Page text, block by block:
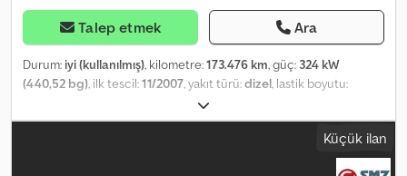
Talep etmek Ara
Durum: iyi (kullanılmış), kilometre:173.476 km, güç: 324 kW
(440,52 bg), ilk tescil:11/2007, yakıt türü:dizel, lastik boyutu:
, dingil konfigürasyonu:
yakıt:dizel, şoför kabini:gündüz kabini, vites türü:mekanik,
, toplam
, toplam yükseklik:
Küçük ilan